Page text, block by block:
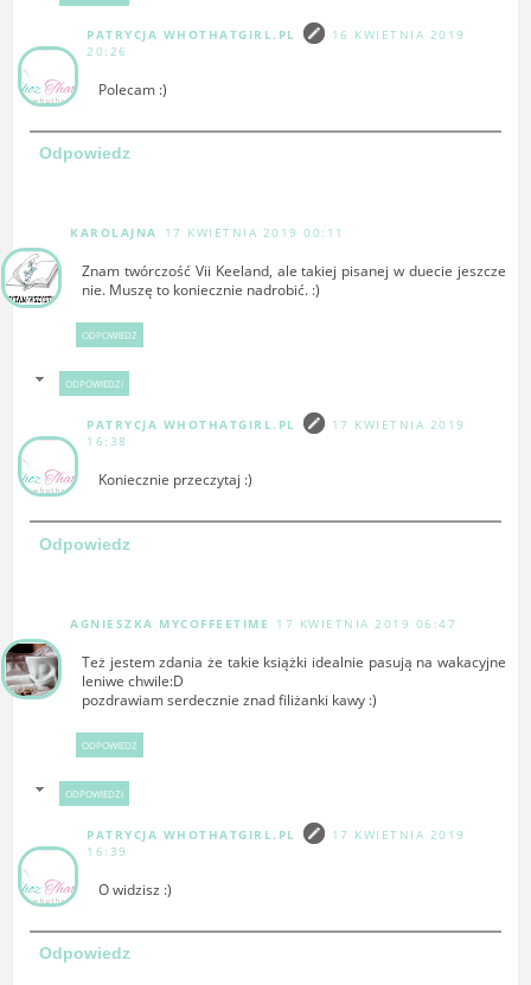
PATRYCJA WHOTHATGIRL.PL
16 KWIETNIA 2019
20:26
Polecam :)
Odpowiedz
KAROLAJNA 17 KWIETNIA 2019 00:11
Znam twórczość Vii Keeland, ale takiej pisanej w duecie jeszcze
nie. Muszę to koniecznie nadrobić. :)
ODPOWIEDZ
ODPOWIEDZI
PATRYCJA WHOTHATGIRL.PL
17 KWIETNIA 2019
16:38
Koniecznie przeczytaj :)
Odpowiedz
AGNIESZKA MYCOFFEETIME 17 KWIETNIA 2019 06:47
Też jestem zdania że takie książki idealnie pasują na wakacyjne
leniwe chwile:D
pozdrawiam serdecznie znad filiżanki kawy :)
ODPOWIEDZ
ODPOWIEDZI
PATRYCJA WHOTHATGIRL.PL
17 KWIETNIA 2019
16:39
O widzisz :)
Odpowiedz